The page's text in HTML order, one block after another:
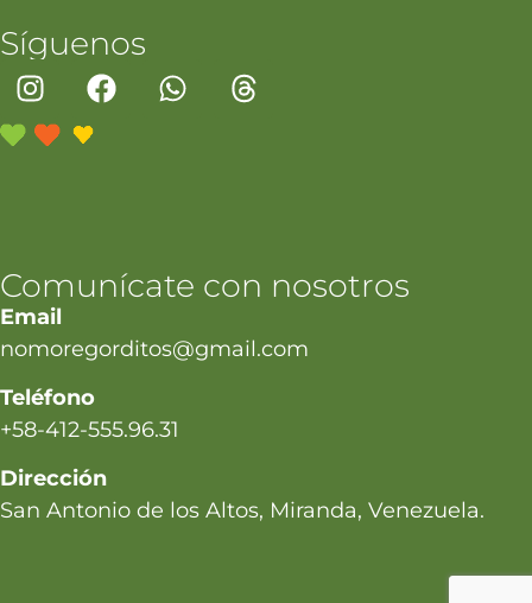
Síguenos
Comunícate con nosotros
Email
nomoregorditos@gmail.com
Teléfono
+58-412-555.96.31
Dirección
San Antonio de los Altos, Miranda, Venezuela.